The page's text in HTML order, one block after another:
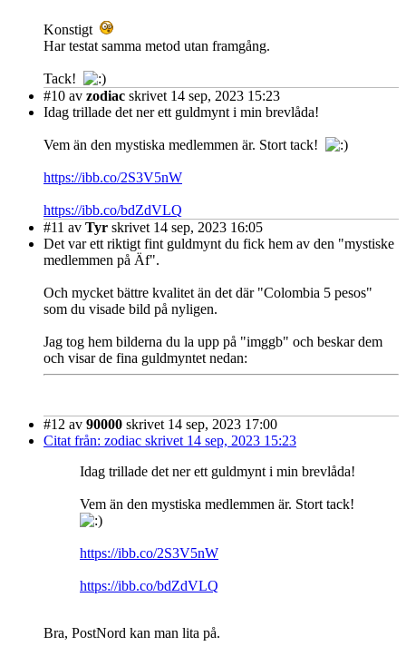
Konstigt
Har testat samma metod utan framgång.
Tack!
#10 av zodiac skrivet 14 sep, 2023 15:23
Idag trillade det ner ett guldmynt i min brevlåda!
Vem än den mystiska medlemmen är. Stort tack!
https://ibb.co/2S3V5nW
https://ibb.co/bdZdVLQ
#11 av Tyr skrivet 14 sep, 2023 16:05
Det var ett riktigt fint guldmynt du fick hem av den "mystiske
medlemmen på Äf".
Och mycket bättre kvalitet än det där "Colombia 5 pesos"
som du visade bild på nyligen.
Jag tog hem bilderna du la upp på "imggb" och beskar dem
och visar de fina guldmyntet nedan:
#12 av 90000 skrivet 14 sep, 2023 17:00
Citat från: zodiac skrivet 14 sep, 2023 15:23
Idag trillade det ner ett guldmynt i min brevlåda!
Vem än den mystiska medlemmen är. Stort tack!
https://ibb.co/2S3V5nW
https://ibb.co/bdZdVLQ
Bra, PostNord kan man lita på.